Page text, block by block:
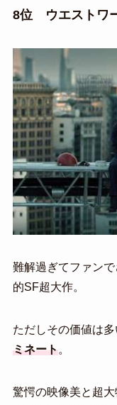
8位 ウエストワ
難解過ぎてファン
的SF超大作。
ただしその価値は多
ミネート。
驚愕の映像美と超